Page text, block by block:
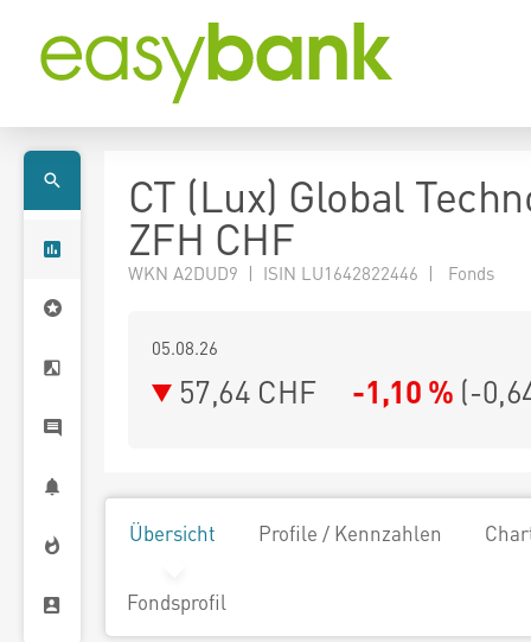
CT (Lux) Global
ZFH CHF
WKN A2DUD9 | ISIN LU1642822446 | Fonds
05.08.26
57,64 CHF -1,10 % (-
Übersicht Profile / Kennzahlen
Fondsprofil